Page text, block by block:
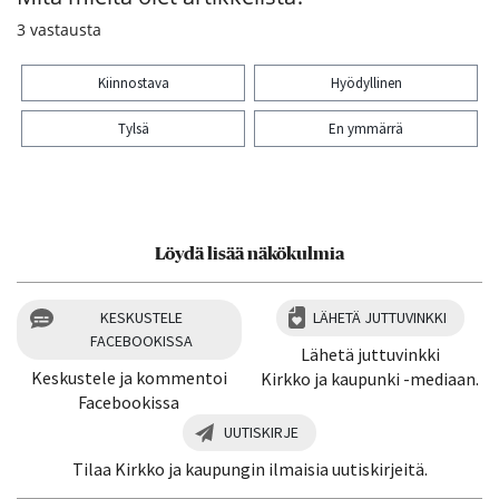
3 vastausta
Kiinnostava Hyödyllinen
Tylsä En ymmärrä
Löydä lisää näkökulmia
KESKUSTELE
FACEBOOKISSA
Keskustele ja kommentoi
Facebookissa
LÄHETÄ JUTTUVINKKI
Lähetä juttuvinkki
Kirkko ja kaupunki -mediaan.
UUTISKIRJE
Tilaa Kirkko ja kaupungin ilmaisia uutiskirjeitä.